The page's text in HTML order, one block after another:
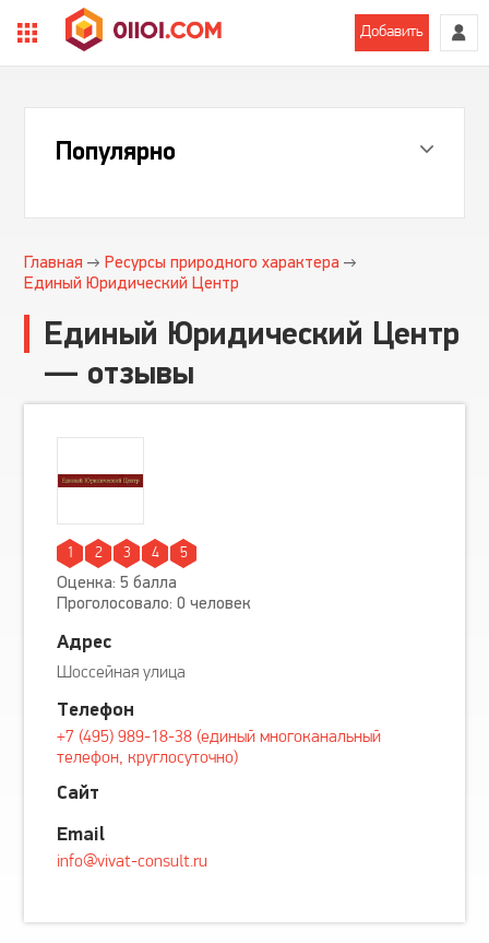
Добавить
Популярно
Главная
Ресурсы природного характера
Единый Юридический Центр
Единый Юридический Центр
— отзывы
1 2 3 4 5
Оценка: 5 балла
Проголосовало: 0 человек
Адрес
Шоссейная улица
Телефон
+7 (495) 989-18-38 (единый многоканальный
телефон, круглосуточно)
Сайт
Email
info@vivat-consult.ru